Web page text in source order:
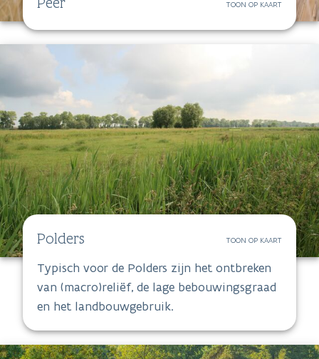
TOON OP KAART
Polders TOON OP KAART
Typisch voor de Polders zijn het ontbreken
van (macro)reliëf, de lage bebouwingsgraad
en het landbouwgebruik.